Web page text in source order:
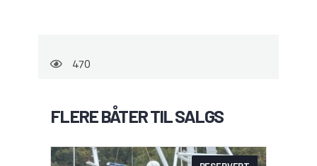
470
FLERE BÅTER TIL SALGS